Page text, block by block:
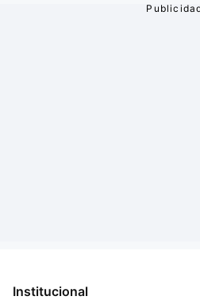
Institucional